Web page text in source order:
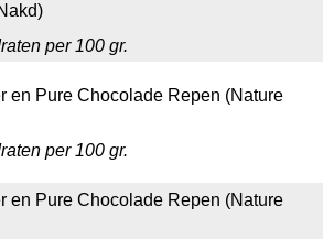
per 100 gr.
en Pure Chocolade Repen (Nature
per 100 gr.
en Pure Chocolade Repen (Nature